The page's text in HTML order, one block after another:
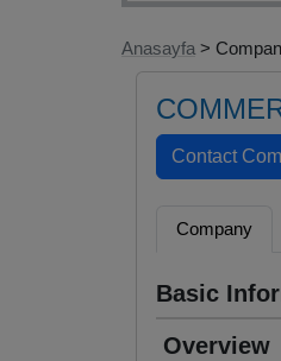
Anasayfa >
Company
Basic
Overview